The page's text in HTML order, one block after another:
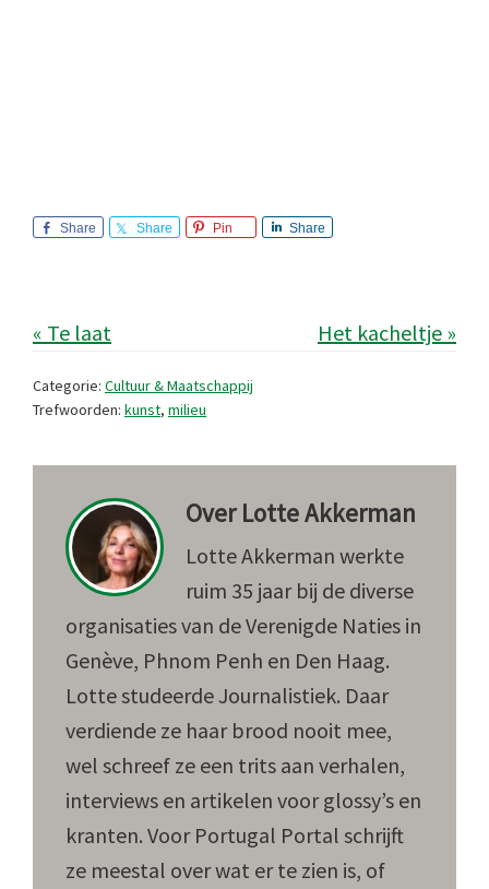
Share Share Pin Share
« Te laat Het kacheltje »
Categorie: Cultuur & Maatschappij
Trefwoorden: kunst, milieu
OverLotte Akkerman
Lotte Akkerman werkte
ruim 35 jaar bij de diverse
organisaties van de Verenigde Naties in
Genève, Phnom Penh en Den Haag.
Lotte studeerde Journalistiek. Daar
verdiende ze haar brood nooit mee,
wel schreef ze een trits aan verhalen,
interviews en artikelen voor glossy’s en
kranten. Voor Portugal Portal schrijft
ze meestal over wat er te zien is, of